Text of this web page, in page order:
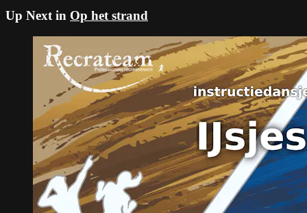
Up Next in Op het strand